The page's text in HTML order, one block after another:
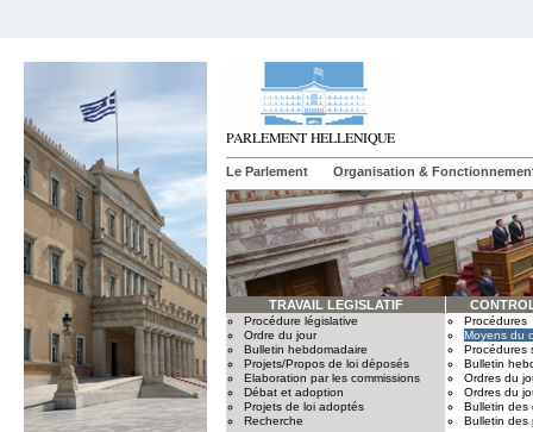
Le Parlement Organisation &
TRAVAIL LEGISLATIF
Procédure législative
Ordre du jour
Bulletin hebdomadaire
Projets/Propos de loi déposés
Elaboration par les commissions
Débat et adoption
Projets de loi adoptés
Recherche
Procédures
Moyens du
Procédures
Bulletin
Ordres du
Ordres du
Bulletin des
Bulletin des